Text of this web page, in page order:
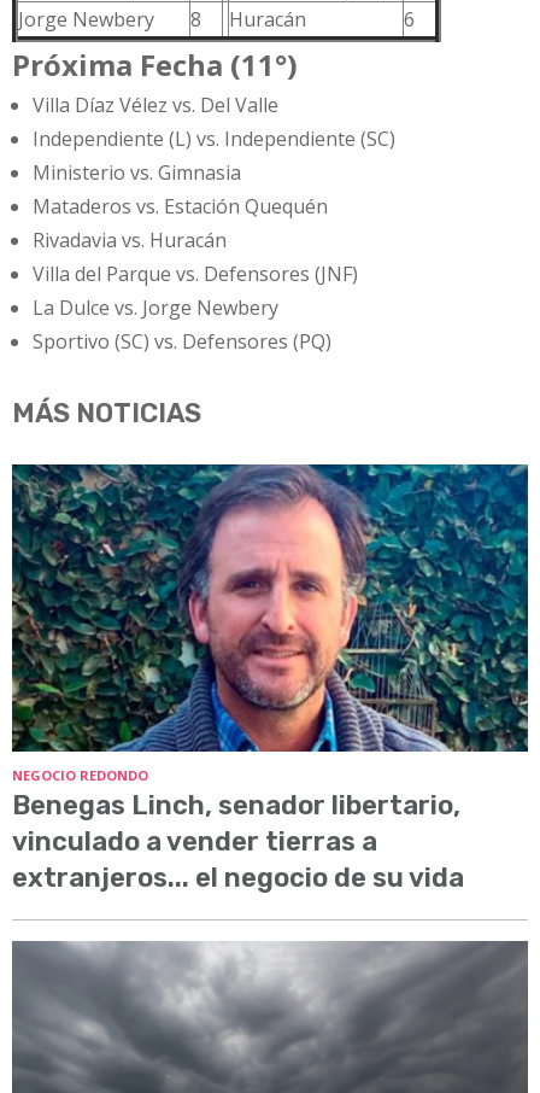
Jorge Newbery
8 Huracán 6
Próxima Fecha (11°)
Villa Díaz Vélez vs. Del Valle
Independiente (L) vs. Independiente (SC)
Ministerio vs. Gimnasia
Mataderos vs. Estación Quequén
Rivadavia vs. Huracán
Villa del Parque vs. Defensores (JNF)
La Dulce vs. Jorge Newbery
Sportivo (SC) vs. Defensores (PQ)
MÁS NOTICIAS
NEGOCIO REDONDO
Benegas Linch, senador libertario,
vinculado a vender tierras a
extranjeros... el negocio de su vida